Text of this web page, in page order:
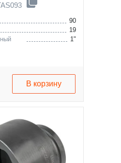
90
19
1"
В корзину